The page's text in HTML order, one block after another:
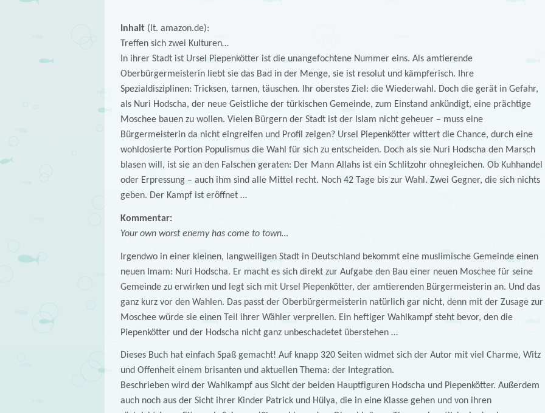
Inhalt (lt. amazon.de):
Treffen sich zwei Kulturen…
In ihrer Stadt ist Ursel Piepenkötter ist die unangefochtene Nummer eins. Als amtierende
Oberbürgermeisterin liebt sie das Bad in der Menge, sie ist resolut und kämpferisch. Ihre
Spezialdisziplinen: Tricksen, tarnen, täuschen. Ihr oberstes Ziel: die Wiederwahl. Doch die gerät in Gefahr,
als Nuri Hodscha, der neue Geistliche der türkischen Gemeinde, zum Einstand ankündigt, eine prächtige
Moschee bauen zu wollen. Vielen Bürgern der Stadt ist der Islam nicht geheuer – muss eine
Bürgermeisterin da nicht eingreifen und Profil zeigen? Ursel Piepenkötter wittert die Chance, durch eine
wohldosierte Portion Populismus die Wahl für sich zu entscheiden. Doch als sie Nuri Hodscha den Marsch
blasen will, ist sie an den Falschen geraten: Der Mann Allahs ist ein Schlitzohr ohnegleichen. Ob Kuhhandel
oder Erpressung – auch ihm sind alle Mittel recht. Noch 42 Tage bis zur Wahl. Zwei Gegner, die sich nichts
geben. Der Kampf ist eröffnet …
Kommentar:
Your own worst enemy has come to town…
Irgendwo in einer kleinen, langweiligen Stadt in Deutschland bekommt eine muslimische Gemeinde einen
neuen Imam: Nuri Hodscha. Er macht es sich direkt zur Aufgabe den Bau einer neuen Moschee für seine
Gemeinde zu erwirken und legt sich mit Ursel Piepenkötter, der amtierenden Bürgermeisterin an. Und das
ganz kurz vor den Wahlen. Das passt der Oberbürgermeisterin natürlich gar nicht, denn mit der Zusage zur
Moschee würde sie einen Teil ihrer Wähler verprellen. Ein heftiger Wahlkampf steht bevor, den die
Piepenkötter und der Hodscha nicht ganz unbeschadetet überstehen …
Dieses Buch hat einfach Spaß gemacht! Auf knapp 320 Seiten widmet sich der Autor mit viel Charme, Witz
und Offenheit einem brisanten und aktuellen Thema: der Integration.
Beschrieben wird der Wahlkampf aus Sicht der beiden Hauptfiguren Hodscha und Piepenkötter. Außerdem
auch noch aus der Sicht ihrer Kinder Patrick und Hülya, die in eine Klasse gehen und von ihren